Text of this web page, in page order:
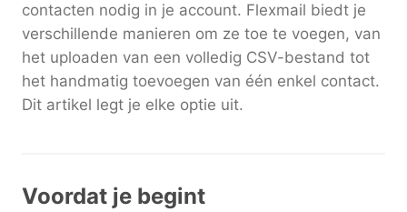
contacten nodig in je account. Flexmail biedt je
verschillende manieren om ze toe te voegen, van
het uploaden van een volledig CSV-bestand tot
het handmatig toevoegen van één enkel contact.
Dit artikel legt je elke optie uit.
Voordat je begint